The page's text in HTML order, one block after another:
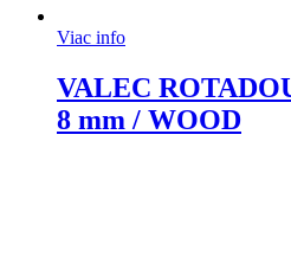
Viac info
VALEC
8 mm / WOOD